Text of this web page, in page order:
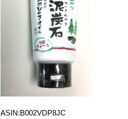
ASIN:B002VDP8JC